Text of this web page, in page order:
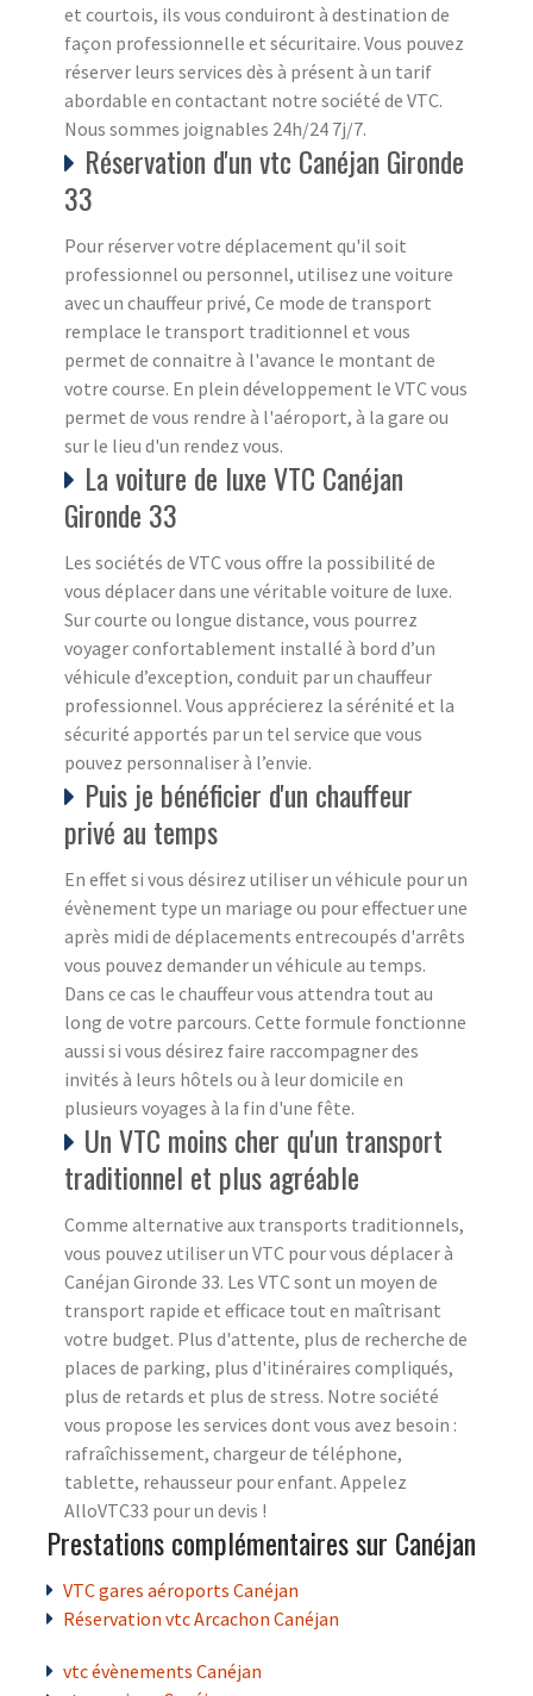
et courtois, ils vous conduiront à destination de
façon professionnelle et sécuritaire. Vous pouvez
réserver leurs services dès à présent à un tarif
abordable en contactant notre société de VTC.
Nous sommes joignables 24h/24 7j/7.
Réservation d'un vtc Canéjan Gironde
33
Pour réserver votre déplacement qu'il soit
professionnel ou personnel, utilisez une voiture
avec un chauffeur privé, Ce mode de transport
remplace le transport traditionnel et vous
permet de connaitre à l'avance le montant de
votre course. En plein développement le VTC vous
permet de vous rendre à l'aéroport, à la gare ou
sur le lieu d'un rendez vous.
La voiture de luxe VTC Canéjan
Gironde 33
Les sociétés de VTC vous offre la possibilité de
vous déplacer dans une véritable voiture de luxe.
Sur courte ou longue distance, vous pourrez
voyager confortablement installé à bord d’un
véhicule d’exception, conduit par un chauffeur
professionnel. Vous apprécierez la sérénité et la
sécurité apportés par un tel service que vous
pouvez personnaliser à l’envie.
Puis je bénéficier d'un chauffeur
privé au temps
En effet si vous désirez utiliser un véhicule pour un
évènement type un mariage ou pour effectuer une
après midi de déplacements entrecoupés d'arrêts
vous pouvez demander un véhicule au temps.
Dans ce cas le chauffeur vous attendra tout au
long de votre parcours. Cette formule fonctionne
aussi si vous désirez faire raccompagner des
invités à leurs hôtels ou à leur domicile en
plusieurs voyages à la fin d'une fête.
Un VTC moins cher qu'un transport
traditionnel et plus agréable
Comme alternative aux transports traditionnels,
vous pouvez utiliser un VTC pour vous déplacer à
Canéjan Gironde 33. Les VTC sont un moyen de
transport rapide et efficace tout en maîtrisant
votre budget. Plus d'attente, plus de recherche de
places de parking, plus d'itinéraires compliqués,
plus de retards et plus de stress. Notre société
vous propose les services dont vous avez besoin :
rafraîchissement, chargeur de téléphone,
tablette, rehausseur pour enfant. Appelez
AlloVTC33 pour un devis !
Prestations complémentaires sur Canéjan
VTC gares aéroports Canéjan
Réservation vtc Arcachon Canéjan
vtc évènements Canéjan